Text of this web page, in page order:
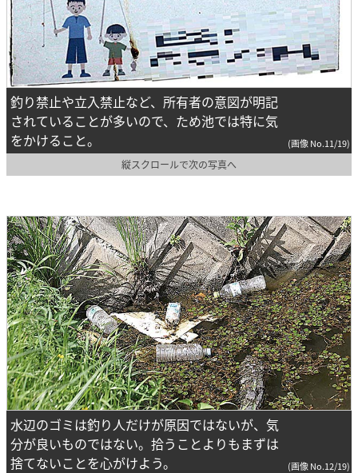
釣り禁止や立入禁止など、所有者の意図が明記
されていることが多いので、ため池では特に気
をかけること。
(画像 No.11/19)
縦スクロールで次の写真へ
水辺のゴミは釣り人だけが原因ではないが、気
分が良いものではない。拾うことよりもまずは
捨てないことを心がけよう。
(画像 No.12/19)